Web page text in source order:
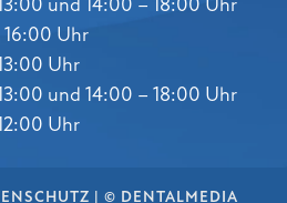
und 14:00 – 18:00 Uhr
Uhr
Uhr
und 14:00 – 18:00 Uhr
Uhr
© DENTALMEDIA